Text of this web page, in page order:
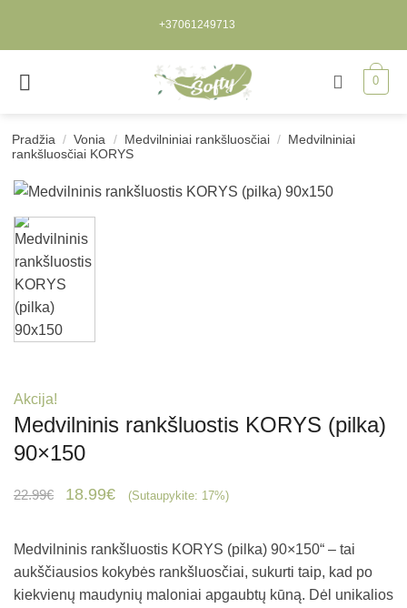
+37061249713
0
Pradžia / Vonia / Medvilniniai rankšluosčiai / Medvilniniai
rankšluosčiai KORYS
Akcija!
Medvilninis rankšluostis KORYS (pilka)
90×150
22.99€
Original
was:
22.99€.
18.99€Current
is:
18.99€.
(Sutaupykite: 17%)
Medvilninis rankšluostis KORYS (pilka) 90×150“ – tai
aukščiausios kokybės rankšluosčiai, sukurti taip, kad po
kiekvienų maudynių maloniai apgaubtų kūną. Dėl unikalios